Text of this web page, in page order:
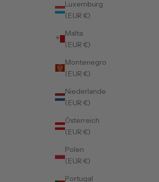
Luxemburg
(EUR €)
Malta
(EUR €)
Montenegro
(EUR €)
Niederlande
(EUR €)
Österreich
(EUR €)
Polen
(EUR €)
Portugal